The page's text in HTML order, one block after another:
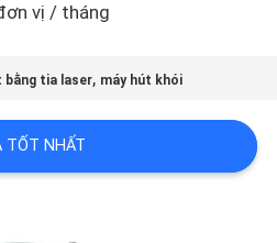
vị / tháng
bằng tia laser, máy hút khói
TỐT NHẤT